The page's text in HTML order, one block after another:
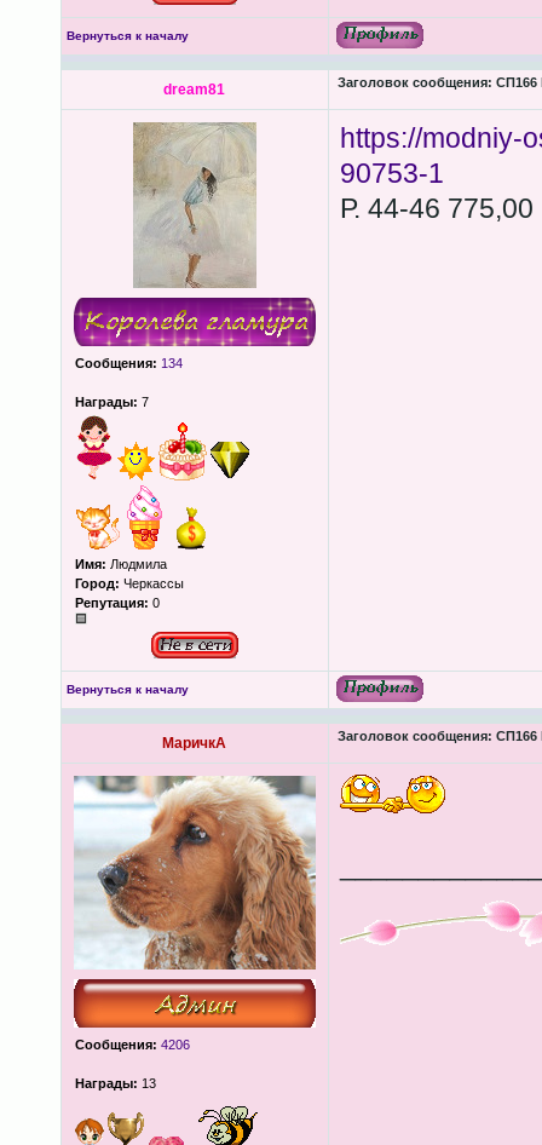
Вернуться к началу
dream81 Заголовок сообщения: СП166
Сообщения: 134
Награды: 7
Имя: Людмила
Город: Черкассы
Репутация: 0
https://modniy-
90753-1
Р. 44-46 775,00
Вернуться к началу
МаричкА Заголовок сообщения: СП166
Сообщения: 4206
Награды: 13